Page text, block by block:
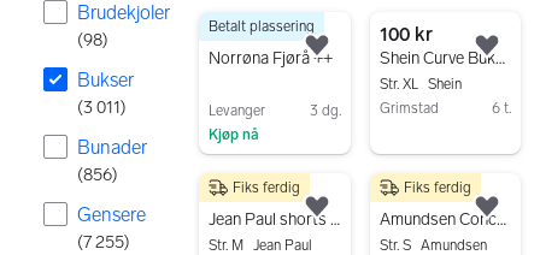
Brudekjoler
(98)
Bukser
(3 011)
Bunader
(856)
Gensere
(7 255)
3011 resultater
700 kr
Norrøna Fjørå ++
Levanger
3 dg.
Kjøp nå
Betalt plassering
Legg til som favoritt.
100 kr
Shein Curve Bukser Flerfarget 1 XL
Str. XL Shein
Grimstad
6 t.
45 kr
Jean Paul shorts M flerfarget (bomull)
Str. M
Jean Paul
Fiks ferdig
Legg til som favoritt.
1 600 kr
Amundsen Concord shorts S flerfarget dame
Str. S Amundsen
Fiks ferdig